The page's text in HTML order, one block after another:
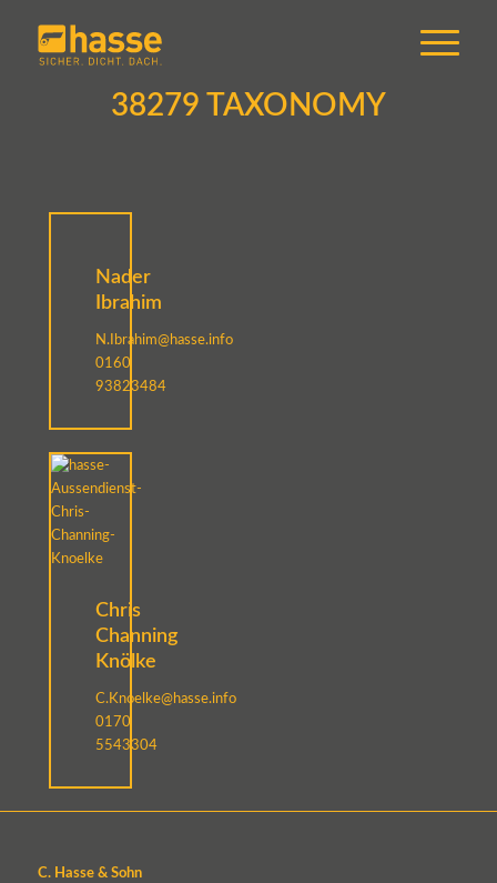
38279 TAXONOMY
Nader
Ibrahim
N.Ibrahim@hasse.info
0160
93823484
Chris
Channing
Knölke
C.Knoelke@hasse.info
0170
5543304
C. Hasse & Sohn